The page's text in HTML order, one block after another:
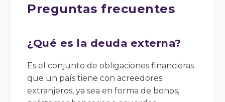
Preguntas frecuentes
¿Qué es la deuda externa?
Es el conjunto de obligaciones financieras
que un país tiene con acreedores
extranjeros, ya sea en forma de bonos,